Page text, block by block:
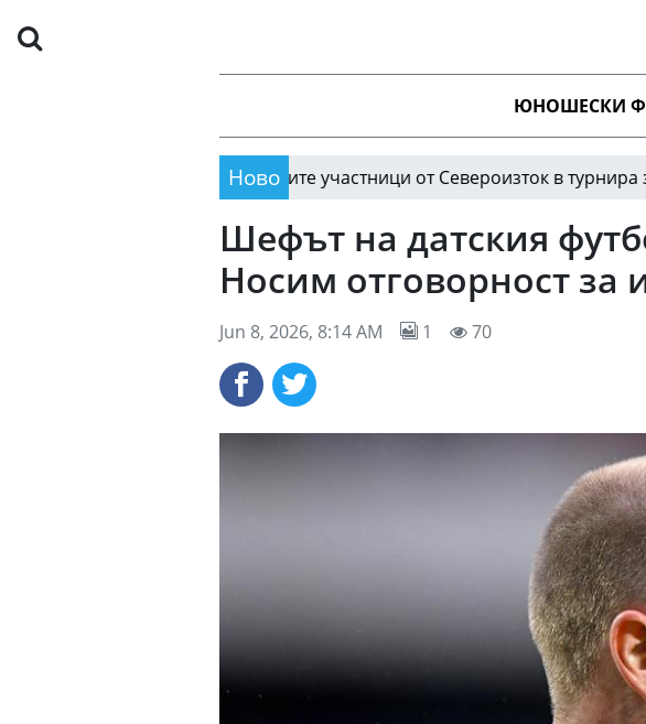
ЮНОШЕСКИ
Ново
Известни са първите участници от Североизток в турнира за
Шефът на датския
Носим отговорност за
Jun 8, 2026, 8:14 AM 1 70